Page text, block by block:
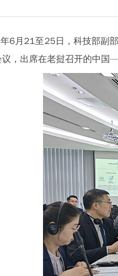
6月21至25日，科技部副
，出席在老挝召开的中国